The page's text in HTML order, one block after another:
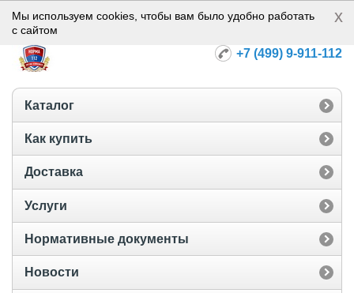
Норма-112
+7 (499) 9-911-112
Каталог
Как купить
Доставка
Услуги
Нормативные документы
Новости
Мы используем cookies, чтобы вам было удобно работать
с сайтом
x